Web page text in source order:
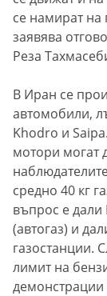
се намират на
заявява
Реза
В Иран се
автомобили,
Khodro и
мотори могат
средно 40 кг
въпрос е дали
(автогаз) и
газостанции.
лимит на